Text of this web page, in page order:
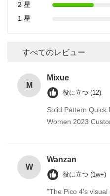
2 星
1 星
すべてのレビュー
M
Mixue
役に立つ (12)
Solid Pattern Quick
Women 2023
W
Wanzan
役に立つ (1w+)
"The Pico 4's visual